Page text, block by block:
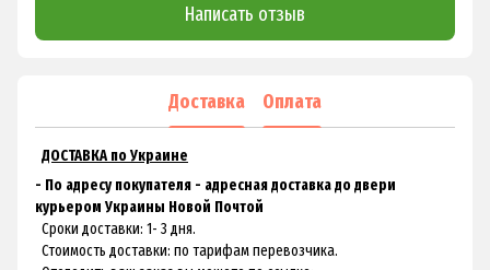
Написать отзыв
Доставка Оплата
ДОСТАВКА по Украине
- По адресу покупателя - адресная доставка до двери
курьером Украины Новой Почтой
Сроки доставки: 1- 3 дня.
Стоимость доставки: по тарифам перевозчика.